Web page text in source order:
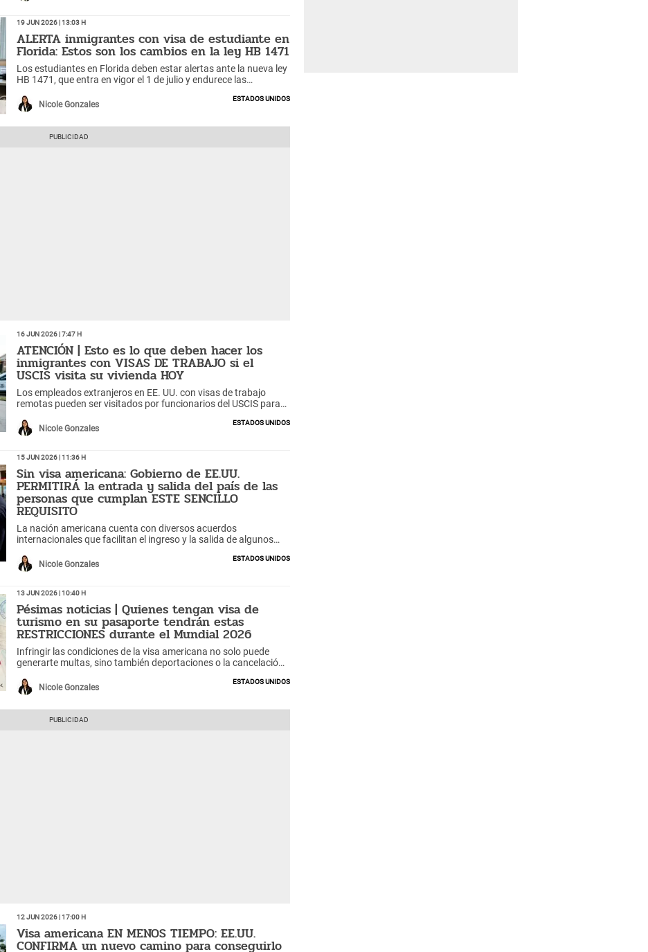
19 Jun 2026 | 13:03 h
ALERTA inmigrantes con visa de estudiante en
Florida: Estos son los cambios en la ley HB 1471
Los estudiantes en Florida deben estar alertas ante la nueva ley
HB 1471, que entra en vigor el 1 de julio y endurece las
Nicole Gonzales
Estados Unidos
16 Jun 2026 | 7:47 h
ATENCIÓN | Esto es lo que deben hacer los
inmigrantes con VISAS DE TRABAJO si el
USCIS visita su vivienda HOY
Los empleados extranjeros en EE. UU. con visas de trabajo
remotas pueden ser visitados por funcionarios del USCIS para
Nicole Gonzales
Estados Unidos
15 Jun 2026 | 11:36 h
Sin visa americana: Gobierno de EE.UU.
PERMITIRÁ la entrada y salida del país de las
personas que cumplan ESTE SENCILLO
REQUISITO
La nación americana cuenta con diversos acuerdos
internacionales que facilitan el ingreso y la salida de algunos
Nicole Gonzales
Estados Unidos
13 Jun 2026 | 10:40 h
Pésimas noticias | Quienes tengan visa de
turismo en su pasaporte tendrán estas
RESTRICCIONES durante el Mundial 2026
Infringir las condiciones de la visa americana no solo puede
generarte multas, sino también deportaciones o la cancelación
Nicole Gonzales
Estados Unidos
12 Jun 2026 | 17:00 h
Visa americana EN MENOS TIEMPO: EE.UU.
CONFIRMA un nuevo camino para conseguirlo